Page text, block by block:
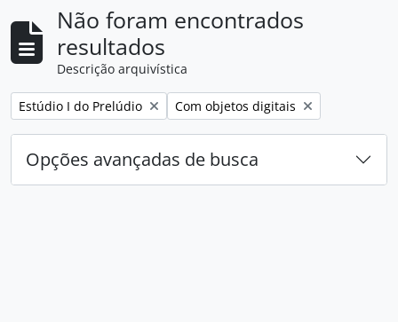
Não foram encontrados
resultados
Descrição arquivística
Remover filtro:
Estúdio I do Prelúdio Remover filtro:
Com objetos digitais
Opções avançadas de busca